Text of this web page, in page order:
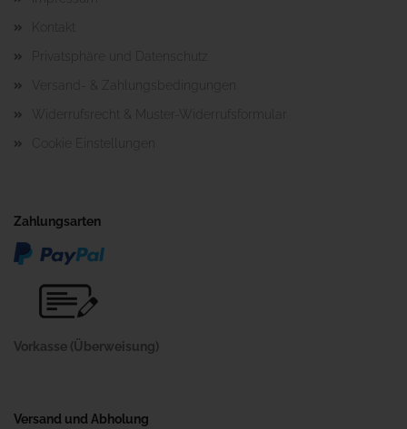
Kontakt
Privatsphäre und Datenschutz
Versand- & Zahlungsbedingungen
Widerrufsrecht & Muster-Widerrufsformular
Cookie Einstellungen
Zahlungsarten
Vorkasse (Überweisung)
Versand und Abholung